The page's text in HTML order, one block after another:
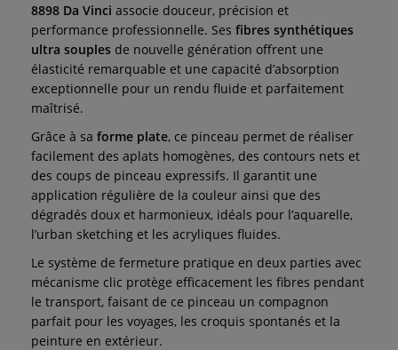
8898 Da Vinci associe douceur, précision et
performance professionnelle. Ses fibres synthétiques
ultra souples de nouvelle génération offrent une
élasticité remarquable et une capacité d’absorption
exceptionnelle pour un rendu fluide et parfaitement
maîtrisé.
Grâce à sa forme plate, ce pinceau permet de réaliser
facilement des aplats homogènes, des contours nets et
des coups de pinceau expressifs. Il garantit une
application régulière de la couleur ainsi que des
dégradés doux et harmonieux, idéals pour l’aquarelle,
l’urban sketching et les acryliques fluides.
Le système de fermeture pratique en deux parties avec
mécanisme clic protège efficacement les fibres pendant
le transport, faisant de ce pinceau un compagnon
parfait pour les voyages, les croquis spontanés et la
peinture en extérieur.